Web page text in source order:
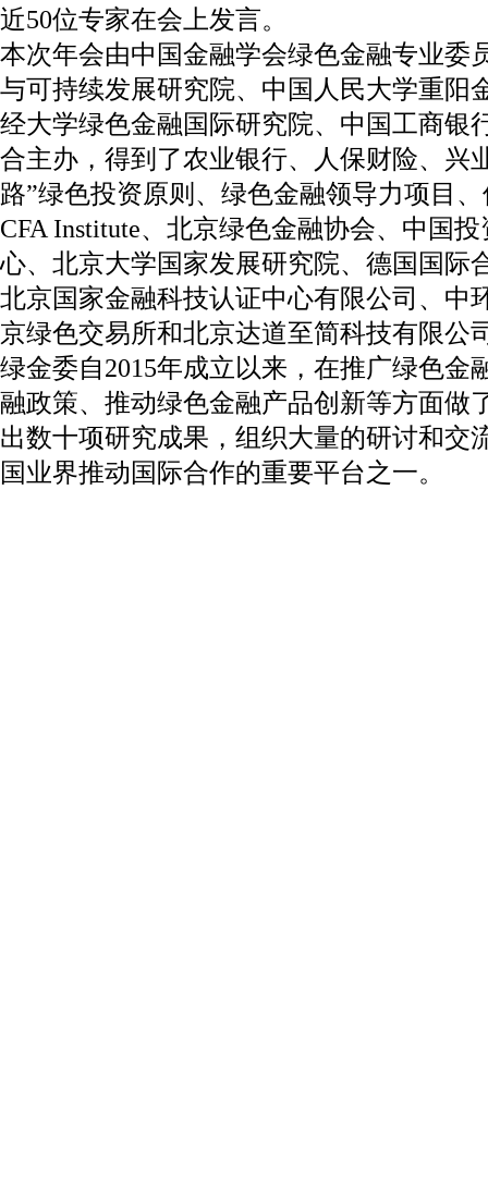
近50位专家在会上发言。
本次年会由中国金融学会绿色金融专业委
与可持续发展研究院、中国人民大学重阳
经大学绿色金融国际研究院、中国工商银
合主办，得到了农业银行、人保财险、兴
路”绿色投资原则、绿色金融领导力项目
CFA Institute、北京绿色金融协会、中国
心、北京大学国家发展研究院、德国国际
北京国家金融科技认证中心有限公司、中
京绿色交易所和北京达道至简科技有限公
绿金委自2015年成立以来，在推广绿色金
融政策、推动绿色金融产品创新等方面做
出数十项研究成果，组织大量的研讨和交
国业界推动国际合作的重要平台之一。